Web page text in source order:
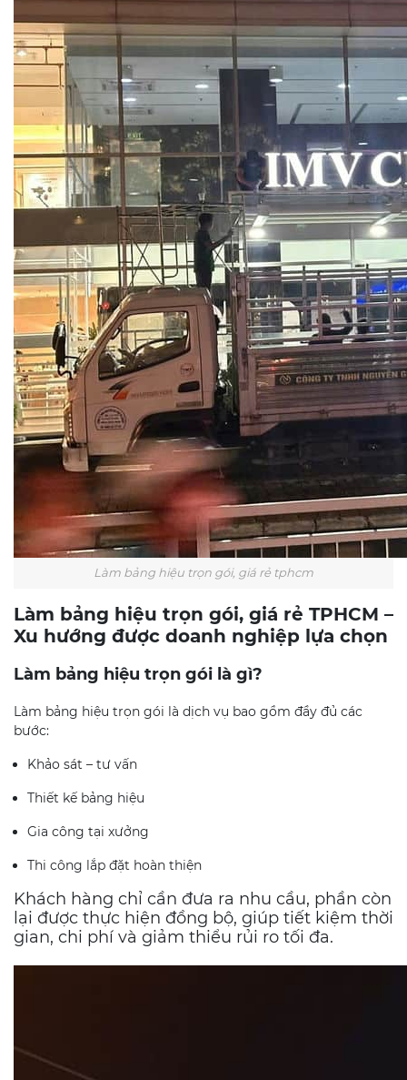
Làm bảng hiệu trọn gói, giá rẻ tphcm
Làm bảng hiệu trọn gói, giá rẻ TPHCM –
Xu hướng được doanh nghiệp lựa chọn
Làm bảng hiệu trọn gói là gì?
Làm bảng hiệu trọn gói là dịch vụ bao gồm đầy đủ các
bước:
Khảo sát – tư vấn
Thiết kế bảng hiệu
Gia công tại xưởng
Thi công lắp đặt hoàn thiện
Khách hàng chỉ cần đưa ra nhu cầu, phần còn
lại được thực hiện đồng bộ, giúp tiết kiệm thời
gian, chi phí và giảm thiểu rủi ro tối đa.